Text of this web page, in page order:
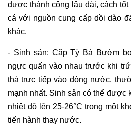
được thành công lâu dài, cách
cá với nguồn cung cấp dồi dào
khác.
- Sinh sản: Cặp Tỳ Bà Bướm
ngực quấn vào nhau trước khi
thả trực tiếp vào dòng nước,
mạnh nhất. Sinh sản có thể được
nhiệt độ lên 25-26°C trong một
tiến hành thay nước.